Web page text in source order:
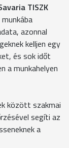
TISZK
azonnal
kelljen egy
és sok időt
a munkahelyen
között szakmai
segíti az
a